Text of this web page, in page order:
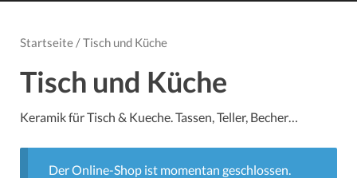
Startseite/ Tisch und Küche
Tisch und Küche
Keramik für Tisch & Kueche. Tassen, Teller, Becher…
Der Online-Shop ist momentan geschlossen.